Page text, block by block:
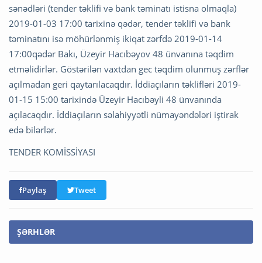
sənədləri (tender təklifi və bank təminatı istisna olmaqla)
2019-01-03 17:00 tarixinə qədər, tender təklifi və bank
təminatını isə möhürlənmiş ikiqat zərfdə 2019-01-14
17:00qədər Bakı, Üzeyir Hacıbəyov 48 ünvanına təqdim
etməlidirlər. Göstərilən vaxtdan gec təqdim olunmuş zərflər
açılmadan geri qaytarılacaqdır. İddiaçıların təklifləri 2019-
01-15 15:00 tarixində Üzeyir Hacıbəyli 48 ünvanında
açılacaqdır. İddiaçıların səlahiyyətli nümayəndələri iştirak
edə bilərlər.
TENDER KOMİSSİYASI
Paylaş Tweet
ŞƏRHLƏR